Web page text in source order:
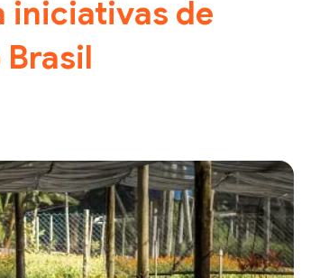
iniciativas de